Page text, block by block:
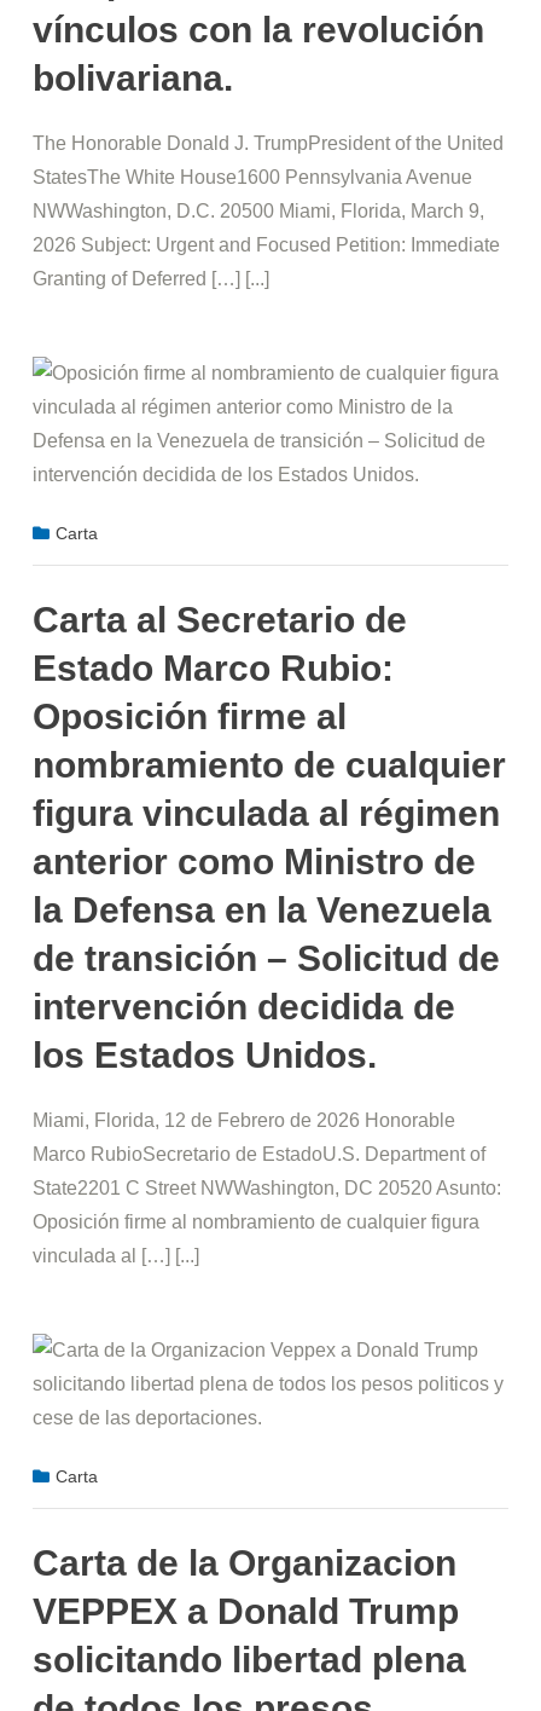
vínculos con la revolución
bolivariana.
The Honorable Donald J. TrumpPresident of the United
StatesThe White House1600 Pennsylvania Avenue
NWWashington, D.C. 20500 Miami, Florida, March 9,
2026 Subject: Urgent and Focused Petition: Immediate
Granting of Deferred […] [...]
Carta
Carta al Secretario de
Estado Marco Rubio:
Oposición firme al
nombramiento de cualquier
figura vinculada al régimen
anterior como Ministro de
la Defensa en la Venezuela
de transición – Solicitud de
intervención decidida de
los Estados Unidos.
Miami, Florida, 12 de Febrero de 2026 Honorable
Marco RubioSecretario de EstadoU.S. Department of
State2201 C Street NWWashington, DC 20520 Asunto:
Oposición firme al nombramiento de cualquier figura
vinculada al […] [...]
Carta
Carta de la Organizacion
VEPPEX a Donald Trump
solicitando libertad plena